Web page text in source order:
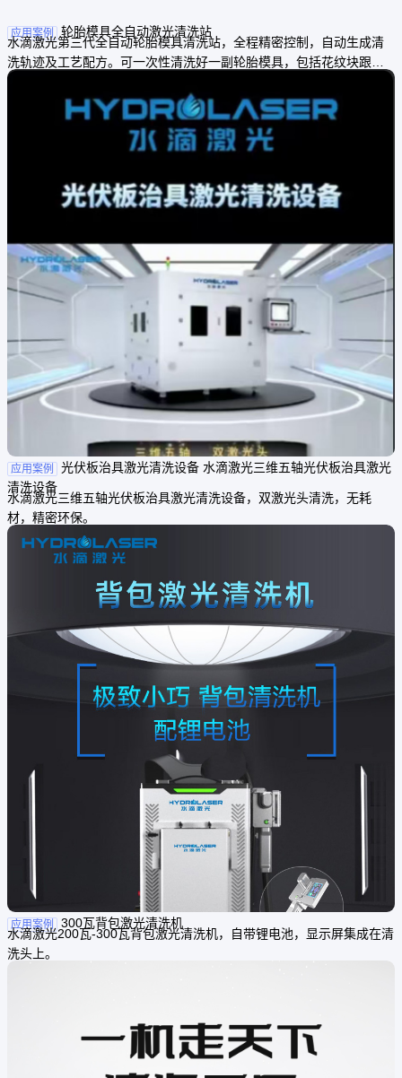
应用案例 轮胎模具全自动激光清洗站
水滴激光第三代全自动轮胎模具清洗站，全程精密控制，自动生成清
洗轨迹及工艺配方。可一次性清洗好一副轮胎模具，包括花纹块跟侧
板。通过3D扫描、视觉定位，可全自动、无死角、全方位清洗。每副
轮胎模具可半小时清洗干净，清洗成本只有传统清洗工艺的6-8
应用案例
清洗设备
水滴激光三维五轴光伏板治具激光清洗设备，双激光头清洗，无耗
材，精密环保。
应用案例 300瓦背包激光清洗机
水滴激光200瓦-300瓦背包激光清洗机，自带锂电池，显示屏集成在清
洗头上。